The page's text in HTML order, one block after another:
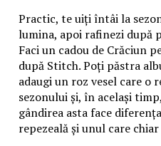
Practic, te uiți întâi la
lumina, apoi rafinezi după
Faci un cadou de Crăciun
după Stitch. Poți păstra
adaugi un roz vesel care o
sezonului și, în același
gândirea asta face
repezeală și unul care